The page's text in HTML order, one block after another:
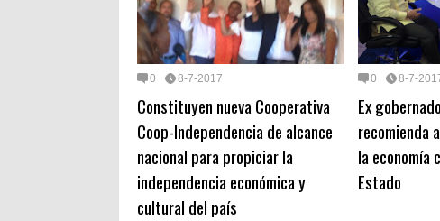
0 8-7-2017
Constituyen nueva Cooperativa
Coop-Independencia de alcance
nacional para propiciar la
independencia económica y
cultural del país
0 8-7-
Ex
recomienda
la economía
Estado